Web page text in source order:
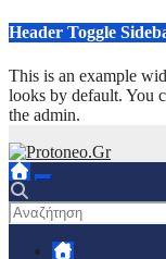
Μετάβαση
περιεχόμενο
Header Toggle
This is an example
looks by default. You
the admin.